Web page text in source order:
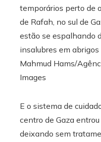
temporários perto de
de Rafah, no sul de
estão se espalhando
insalubres em
Mahmud Hams/
Images
E o sistema de
centro de Gaza
deixando sem